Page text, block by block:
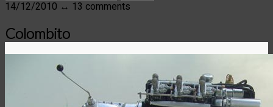
14/12/2010 ↔ 13 comments
Colombito